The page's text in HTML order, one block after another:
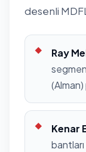
desenli
Ray
Kenar